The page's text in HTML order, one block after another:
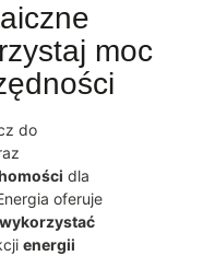
moc
do
dla
oferuje
wykorzystać
energii